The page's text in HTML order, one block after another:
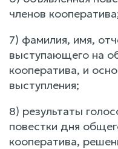
членов
7) фамилия, имя,
выступающего на
кооператива, и
выступления;
8) результаты
повестки дня
кооператива,